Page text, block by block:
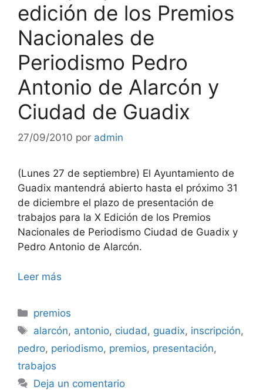
edición de los Premios
Nacionales de
Periodismo Pedro
Antonio de Alarcón y
Ciudad de Guadix
27/09/2010 por admin
(Lunes 27 de septiembre) El Ayuntamiento de
Guadix mantendrá abierto hasta el próximo 31
de diciembre el plazo de presentación de
trabajos para la X Edición de los Premios
Nacionales de Periodismo Ciudad de Guadix y
Pedro Antonio de Alarcón.
Leer más
Categorías
premios
Etiquetas
alarcón, antonio, ciudad , guadix, inscripción,
pedro, periodismo, premios, presentación,
trabajos
Deja un comentario